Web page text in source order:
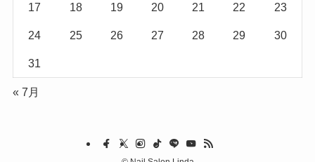
17 18 19 20 21 22 23
24 25 26 27 28 29 30
31
« 7月